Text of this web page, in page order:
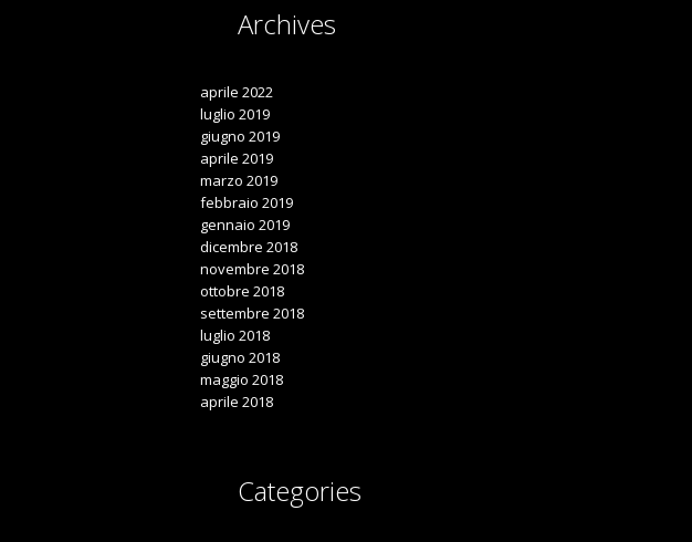
Archives
aprile 2022
luglio 2019
giugno 2019
aprile 2019
marzo 2019
febbraio 2019
gennaio 2019
dicembre 2018
novembre 2018
ottobre 2018
settembre 2018
luglio 2018
giugno 2018
maggio 2018
aprile 2018
Categories